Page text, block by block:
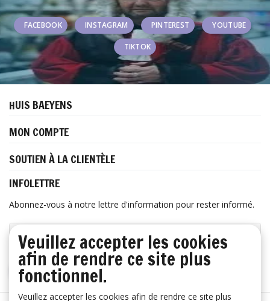
FACEBOOK INSTAGRAM PINTEREST YOUTUBE
TIKTOK
HUIS BAEYENS
MON COMPTE
SOUTIEN À LA CLIENTÈLE
INFOLETTRE
Abonnez-vous à notre lettre d'information pour rester informé.
S'ABONNER
Veuillez accepter les cookies
afin de rendre ce site plus
fonctionnel.
Veuillez accepter les cookies afin de rendre ce site plus